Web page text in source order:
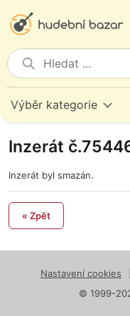
Výběr kategorie
Inzerát
Inzerát byl smazán.
« Zpět
Nastavení cookies
© 1999-